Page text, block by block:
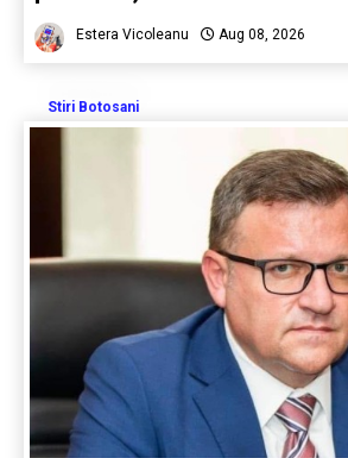
Estera Vicoleanu Aug 08, 2026
Stiri Botosani